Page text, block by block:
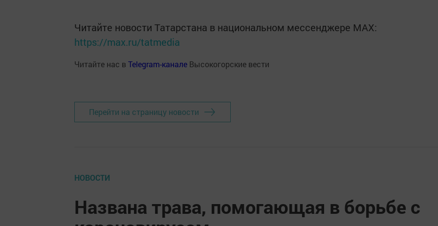
Читайте новости Татарстана в национальном мессенджере MАХ:
https://max.ru/tatmedia
Читайте нас в Telegram-канале Высокогорские вести
Перейти на страницу новости
НОВОСТИ
Названа трава, помогающая в борьбе с